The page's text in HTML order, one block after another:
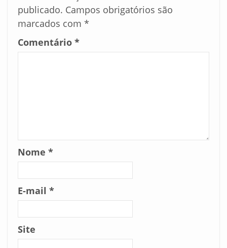
publicado. Campos obrigatórios são
marcados com *
Comentário *
Nome *
E-mail *
Site